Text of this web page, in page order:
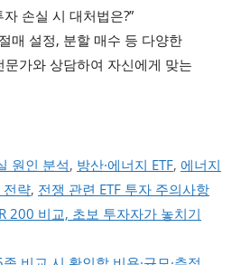
손실 시 대처법은?”
매 설정, 분할 매수 등 다양한
가와 상담하여 자신에게 맞는
원인 분석, 방산·에너지 ETF, 에너지
전략, 전쟁 관련 ETF 투자 주의사항
200 비교, 초보 투자자가 놓치기